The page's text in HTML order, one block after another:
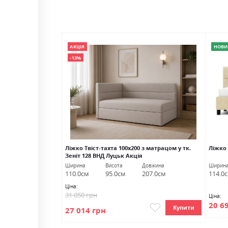
АКЦІЯ
-13%
Ліжко Твіст-тахта 100х200 з матрацом у тк.
Зеніт 128 ВНД Луцьк Акція
Ширина
110.0см
Висота
95.0см
Довжина
207.0см
Ціна:
27 014 грн
31 050 грн
Купити
Ліжко
Ширина
Ціна:
20